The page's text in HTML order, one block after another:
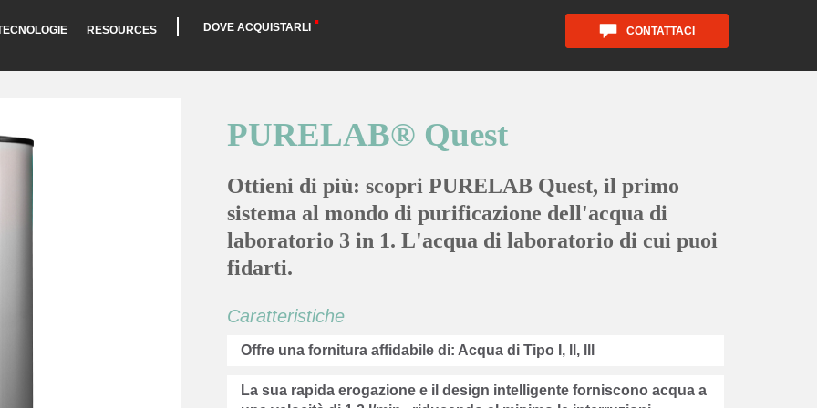
RESOURCES DOVE ACQUISTARLI CONTATTACI
PURELAB® Quest
Ottieni di più: scopri PURELAB Quest, il primo
sistema al mondo di purificazione dell'acqua di
laboratorio 3 in 1. L'acqua di laboratorio di cui puoi
fidarti.
Caratteristiche
Offre una fornitura affidabile di: Acqua di Tipo I, ll, lll
La sua rapida erogazione e il design intelligente forniscono acqua a